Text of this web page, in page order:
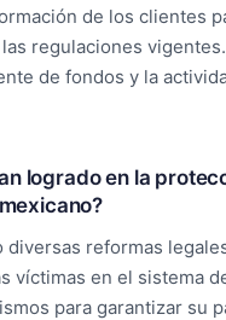
de los clientes
regulaciones
de fondos y la
logrado en la
diversas reformas
víctimas en el sistema
para garantizar su